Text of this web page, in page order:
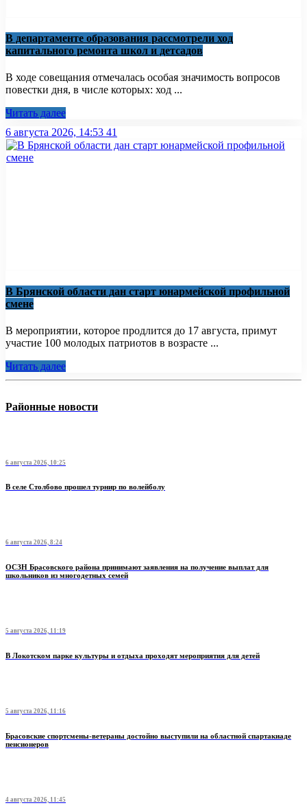
В департаменте образования рассмотрели ход
капитального ремонта школ и детсадов
В ходе совещания отмечалась особая значимость вопросов
повестки дня, в числе которых: ход ...
Читать далее
6 августа 2026, 14:53 41
В Брянской области дан старт юнармейской профильной
смене
В мероприятии, которое продлится до 17 августа, примут
участие 100 молодых патриотов в возрасте ...
Читать далее
Районные новости
6 августа 2026, 10:25
В селе Столбово прошел турнир по волейболу
6 августа 2026, 8:24
ОСЗН Брасовского района принимают заявления на получение выплат для
школьников из многодетных семей
5 августа 2026, 11:19
В Локотском парке культуры и отдыха проходят мероприятия для детей
5 августа 2026, 11:16
Брасовские спортсмены-ветераны достойно выступили на областной спартакиаде
пенсионеров
4 августа 2026, 11:45